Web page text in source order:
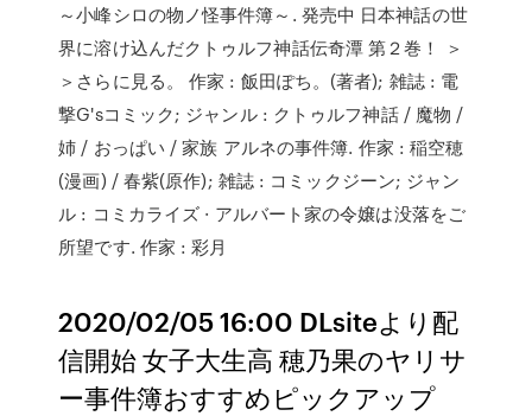
～小峰シロの物ノ怪事件簿～. 発売中 日本神話の世
界に溶け込んだクトゥルフ神話伝奇潭 第２巻！ ＞
＞さらに見る。 作家 : 飯田ぽち。(著者); 雑誌 : 電
撃G'sコミック; ジャンル : クトゥルフ神話 / 魔物 /
姉 / おっぱい / 家族 アルネの事件簿. 作家 : 稲空穂
(漫画) / 春紫(原作); 雑誌 : コミックジーン; ジャン
ル : コミカライズ · アルバート家の令嬢は没落をご
所望です. 作家 : 彩月
2020/02/05 16:00 DLsiteより配
信開始 女子大生高 穂乃果のヤリサ
ー事件簿おすすめピックアップ